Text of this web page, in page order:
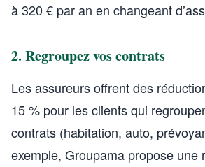
à 320 € par an en changeant
2. Regroupez vos contrats
Les assureurs offrent des
15 % pour les clients qui
contrats (habitation, auto,
exemple, Groupama propose une